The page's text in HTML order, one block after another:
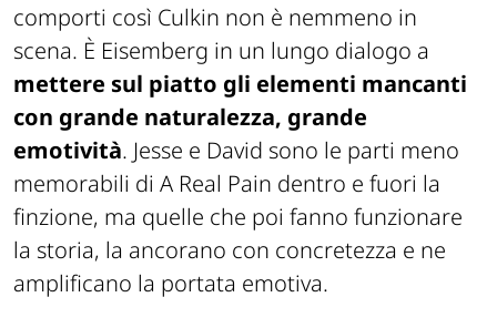
comporti così Culkin non è nemmeno in
scena. È Eisemberg in un lungo dialogo a
mettere sul piatto gli elementi mancanti
con grande naturalezza, grande
emotività. Jesse e David sono le parti meno
memorabili di A Real Pain dentro e fuori la
finzione, ma quelle che poi fanno funzionare
la storia, la ancorano con concretezza e ne
amplificano la portata emotiva.